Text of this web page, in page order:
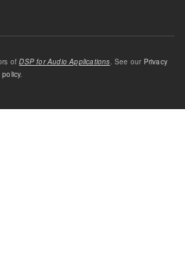
ofDSP for Audio Applications. See our Privacy
policy.